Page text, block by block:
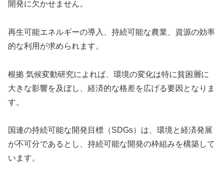
開発に欠かせません。
再生可能エネルギーの導入、持続可能な農業、資源の効率
的な利用が求められます。
根拠 気候変動研究によれば、環境の変化は特に貧困層に
大きな影響を及ぼし、経済的な格差を広げる要因となりま
す。
国連の持続可能な開発目標（SDGs）は、環境と経済発展
が不可分であるとし、持続可能な開発の枠組みを構築して
います。